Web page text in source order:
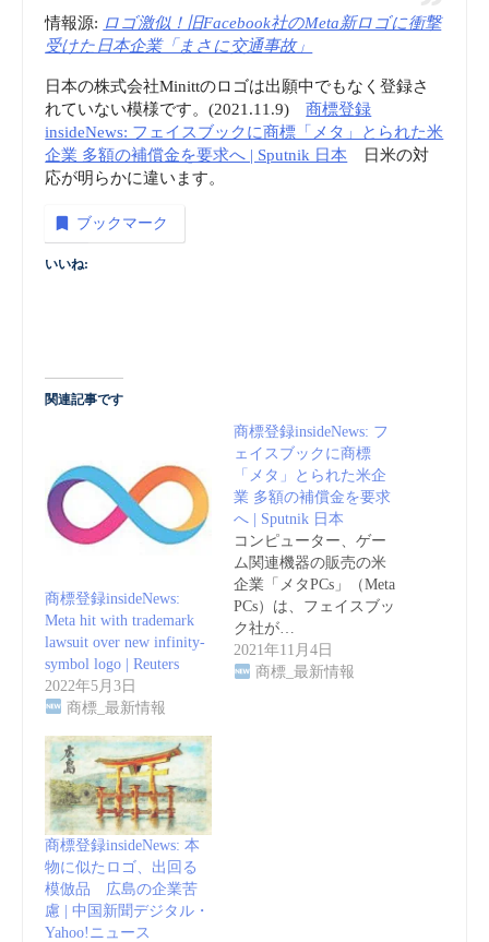
情報源: ロゴ激似！旧Facebook社のMeta新ロゴに衝撃
受けた日本企業「まさに交通事故」
日本の株式会社Minittのロゴは出願中でもなく登録さ
れていない模様です。(2021.11.9)商標登録
insideNews: フェイスブックに商標「メタ」とられた米
企業 多額の補償金を要求へ | Sputnik 日本 日米の対
応が明らかに違います。
ブックマーク
いいね:
関連記事です
商標登録insideNews:
Meta hit with trademark
lawsuit over new infinity-
symbol logo | Reuters
2022年5月3日
商標_最新情報
商標登録insideNews: フ
ェイスブックに商標
「メタ」とられた米企
業 多額の補償金を要求
へ | Sputnik 日本
コンピューター、ゲー
ム関連機器の販売の米
企業「メタPCs」（Meta
PCs）は、フェイスブッ
ク社が…
2021年11月4日
商標_最新情報
商標登録insideNews: 本
物に似たロゴ、出回る
模倣品 広島の企業苦
慮 | 中国新聞デジタル・
Yahoo!ニュース